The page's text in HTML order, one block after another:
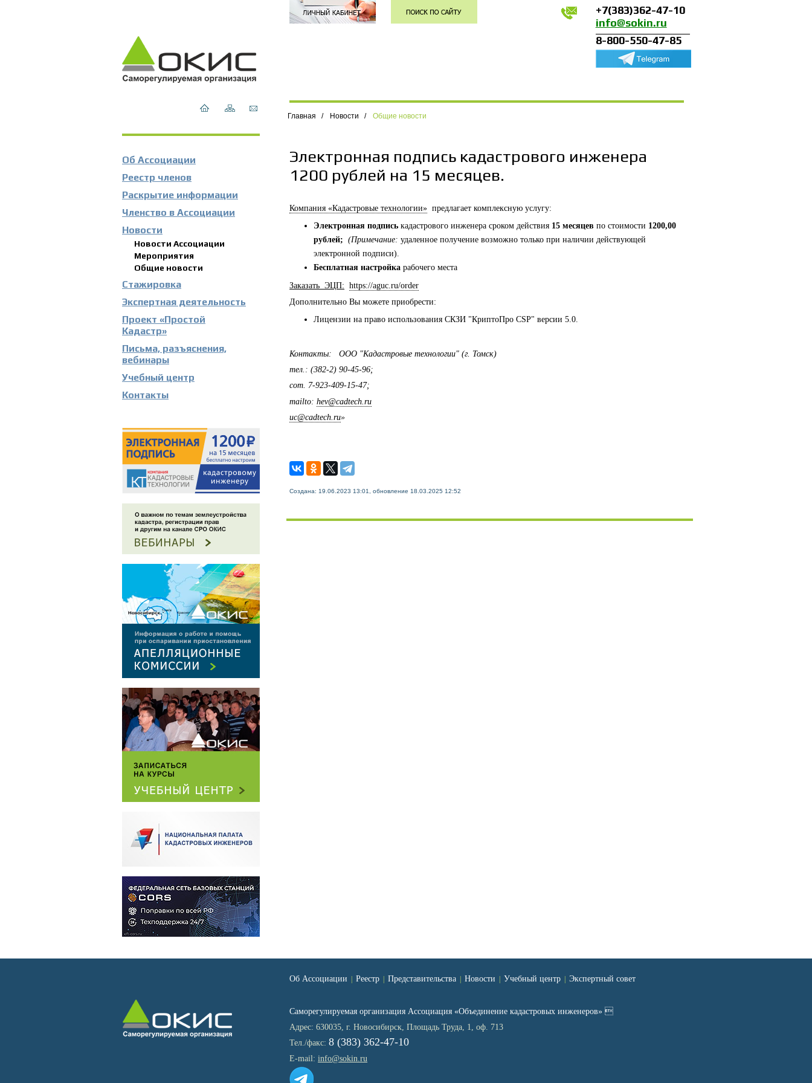
Об Ассоциации
Реестр членов
Раскрытие информации
Членство в Ассоциации
Новости
Новости Ассоциации
Мероприятия
Общие новости
Стажировка
Экспертная деятельность
Проект «Простой
Кадастр»
Письма, разъяснения,
вебинары
Учебный центр
Контакты
+7(383)362-47-10
info@sokin.ru
8-800-550-47-85
Главная / Новости / Общие новости
Электронная подпись кадастрового инженера
1200 рублей на 15 месяцев.
Компания «Кадастровые технологии» предлагает комплексную услугу:
Электронная подпись кадастрового инженера сроком действия 15 месяцев по стоимости 1200,00
рублей;(Примечание: удаленное получение возможно только при наличии действующей
электронной подписи).
Бесплатная настройкарабочего места
Заказать ЭЦП:
https://aguc.ru/order
Дополнительно Вы можете приобрести:
Лицензии на право использования СКЗИ "КриптоПро CSP" версии 5.0.
Контакты: ООО "Кадастровые технологии" (г. Томск)
тел.: (382-2) 90-45-96;
сот. 7-923-409-15-47;
mailto:hev@cadtech.ru
uc@cadtech.ru»
Создана: 19.06.2023 13:01, обновление 18.03.2025 12:52
Об Ассоциации Реестр Представительства Новости Учебный центр Экспертный совет
Саморегулируемая организация Ассоциация «Объединение кадастровых инженеров» 
Адрес: 630035, г. Новосибирск, Площадь Труда, 1, оф. 713
Тел./факс: 8 (383) 362-47-10
E-mail:info@sokin.ru